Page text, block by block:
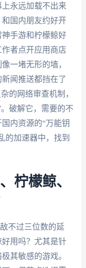
永远加载不出来
国内朋友约好开
手游和柠檬鲸好
者点开应用商店
一堵无形的墙，
闻推送都挡在了
的网络审查机制，
破解它，需要的不
内资源的“万能钥
的加速器中，找到
柠檬鲸、
不过三位数的延
用吗？尤其是针
其敏感的游戏。